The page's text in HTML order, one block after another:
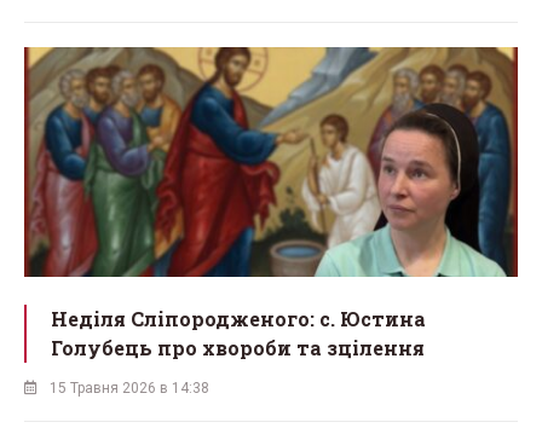
Неділя Сліпородженого: с. Юстина
Голубець про хвороби та зцілення
15 Травня 2026 в 14:38